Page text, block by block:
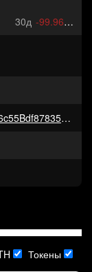
30д -99.96%
0xaE9D2559eAa801d8b726c55Bdf878350baE75cf1
Токены